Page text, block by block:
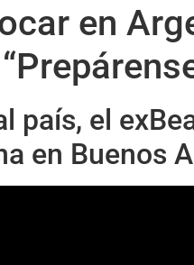
en
país, el
en Buenos